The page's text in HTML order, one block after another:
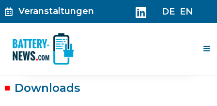
Zum
Inhalt
Veranstaltungen DE EN
Downloads